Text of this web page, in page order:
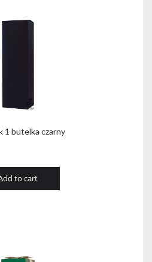
1 butelka czarny
to cart